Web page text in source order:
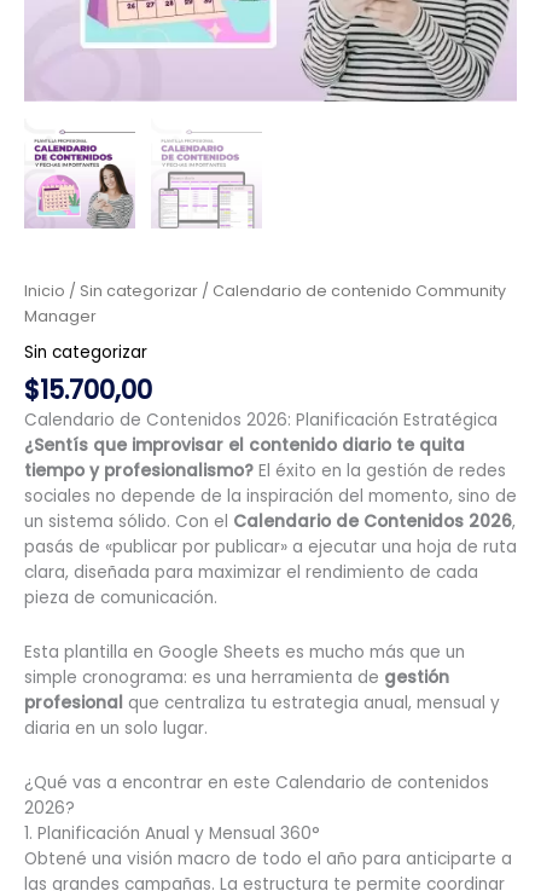
Inicio / Sin categorizar / Calendario de contenido Community
Manager
Sin categorizar
$15.700,00
Calendario de Contenidos 2026: Planificación Estratégica
¿Sentís que improvisar el contenido diario te quita
tiempo y profesionalismo? El éxito en la gestión de redes
sociales no depende de la inspiración del momento, sino de
un sistema sólido. Con el Calendario de Contenidos 2026,
pasás de «publicar por publicar» a ejecutar una hoja de ruta
clara, diseñada para maximizar el rendimiento de cada
pieza de comunicación.
Esta plantilla en Google Sheets es mucho más que un
simple cronograma: es una herramienta de gestión
profesional que centraliza tu estrategia anual, mensual y
diaria en un solo lugar.
¿Qué vas a encontrar en este Calendario de contenidos
2026?
1. Planificación Anual y Mensual 360°
Obtené una visión macro de todo el año para anticiparte a
las grandes campañas. La estructura te permite coordinar